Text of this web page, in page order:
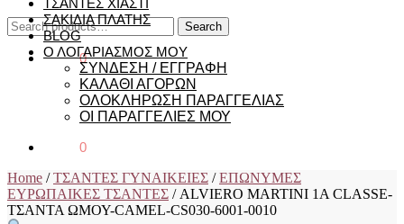
Search
for:
Search
€0,00 0
ΤΣΑΝΤΕΣ ΧΙΑΣΤΙ
ΣΑΚΙΔΙΑ ΠΛΑΤΗΣ
BLOG
Ο ΛΟΓΑΡΙΑΣΜΟΣ ΜΟΥ
ΣΥΝΔΕΣΗ / ΕΓΓΡΑΦΗ
ΚΑΛΑΘΙ ΑΓΟΡΩΝ
ΟΛΟΚΛΗΡΩΣΗ ΠΑΡΑΓΓΕΛΙΑΣ
ΟΙ ΠΑΡΑΓΓΕΛΙΕΣ ΜΟΥ
0
Home /ΤΣΑΝΤΕΣ ΓΥΝΑΙΚΕΙΕΣ /ΕΠΩΝΥΜΕΣ
ΕΥΡΩΠΑΙΚΕΣ ΤΣΑΝΤΕΣ / ALVIERO MARTINI 1A CLASSE-
ΤΣΑΝΤΑ ΩΜΟΥ-CAMEL-CS030-6001-0010